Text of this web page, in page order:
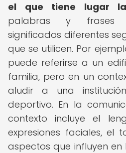
el que tiene lugar la
palabras y frases
significados diferentes
que se utilicen. Por
puede referirse a un
familia, pero en un
aludir a una
deportivo. En la
contexto incluye el
expresiones faciales, el
aspectos que influyen